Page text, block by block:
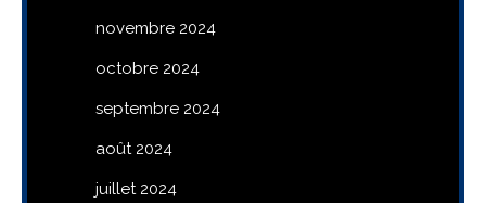
novembre 2024
octobre 2024
septembre 2024
août 2024
juillet 2024